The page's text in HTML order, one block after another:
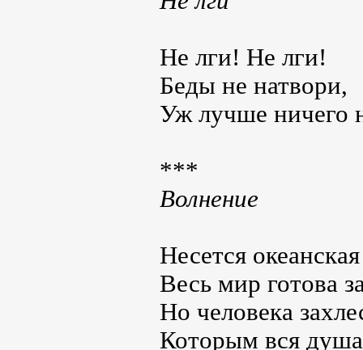
Не лги! Не лги!
Беды не натвори,
Уж лучше ничего
***
Волнение
Несется
Весь мир готова
Но человека
Которым вся